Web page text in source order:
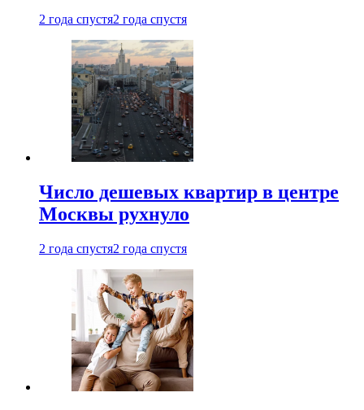
2 года спустя2 года спустя
Число дешевых квартир в центре
Москвы рухнуло
2 года спустя2 года спустя